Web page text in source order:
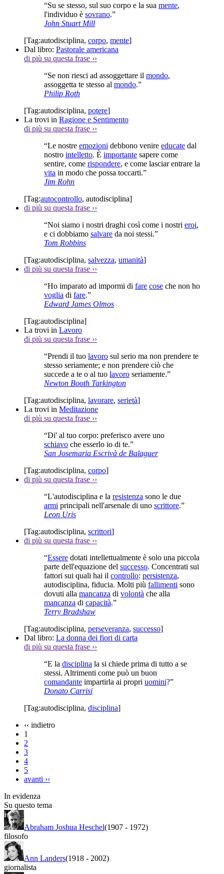
“Su se stesso, sul suo corpo e la sua mente,
l'individuo è sovrano.”
John Stuart Mill
[Tag:autodisciplina, corpo, mente]
Dal libro: Pastorale americana
di più su questa frase ››
“Se non riesci ad assoggettare il mondo,
assoggetta te stesso al mondo.”
Philip Roth
[Tag:autodisciplina, potere]
La trovi in Ragione e Sentimento
di più su questa frase ››
“Le nostre emozioni debbono venire educate dal
nostro intelletto. È importante sapere come
sentire, come rispondere, e come lasciar entrare la
vita in modo che possa toccarti.”
Jim Rohn
[Tag:autocontrollo, autodisciplina]
di più su questa frase ››
“Noi siamo i nostri draghi così come i nostri eroi,
e ci dobbiamo salvare da noi stessi.”
Tom Robbins
[Tag:autodisciplina, salvezza, umanità]
di più su questa frase ››
“Ho imparato ad impormi di fare cose che non ho
voglia di fare.”
Edward James Olmos
[Tag:autodisciplina]
La trovi in Lavoro
di più su questa frase ››
“Prendi il tuo lavoro sul serio ma non prendere te
stesso seriamente; e non prendere ciò che
succede a te o al tuo lavoro seriamente.”
Newton Booth Tarkington
[Tag:autodisciplina, lavorare, serietà]
La trovi in Meditazione
di più su questa frase ››
“Di' al tuo corpo: preferisco avere uno
schiavo che esserlo io di te.”
San Josemaria Escrivà de Balaguer
[Tag:autodisciplina, corpo]
di più su questa frase ››
“L'autodisciplina e la resistenza sono le due
armi principali nell'arsenale di uno scrittore.”
Leon Uris
[Tag:autodisciplina, scrittori]
di più su questa frase ››
“Essere dotati intellettualmente è solo una piccola
parte dell'equazione del successo. Concentrati sui
fattori sui quali hai il controllo: persistenza,
autodisciplina, fiducia. Molti più fallimenti sono
dovuti alla mancanza di volontà che alla
mancanza di capacità.”
Terry Bradshaw
[Tag:autodisciplina, perseveranza, successo]
Dal libro: La donna dei fiori di carta
di più su questa frase ››
“E la disciplina la si chiede prima di tutto a se
stessi. Altrimenti come può un buon
comandante impartirla ai propri uomini?”
Donato Carrisi
[Tag:autodisciplina, disciplina]
‹‹ indietro
1
2
3
4
5
avanti ››
In evidenza
Su questo tema
Abraham Joshua Heschel(1907 - 1972)
filosofo
Ann Landers(1918 - 2002)
giornalista